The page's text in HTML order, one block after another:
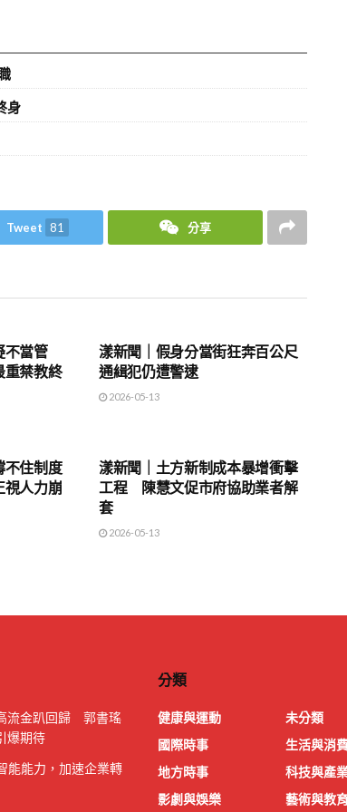
身
Tweet 81 分享
不當管
禁教終
漾新聞｜假身分當街狂奔百公尺
通緝犯仍遭警逮
2026-05-13
不住制度
人力崩
漾新聞｜土方新制成本暴增衝擊
工程 陳慧文促市府協助業者解
套
2026-05-13
流金趴回歸 郭書瑤
爆期待
能能力，加速企業轉
分類
健康與運動
國際時事
地方時事
影劇與娛樂
未分類
生活與消
科技與產
藝術與教